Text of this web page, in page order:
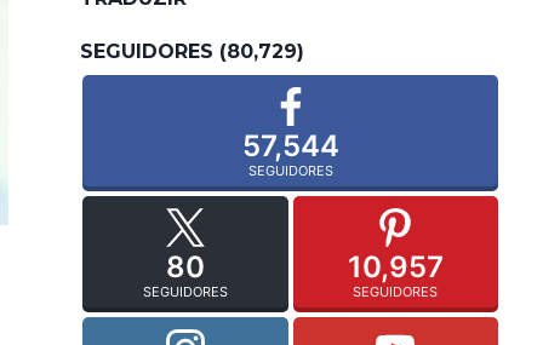
SEGUIDORES (80,729)
57,544
SEGUIDORES
80
SEGUIDORES
10,957
SEGUIDORES